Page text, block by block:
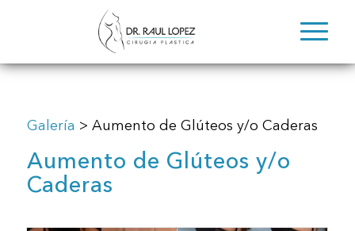
Galería > Aumento de Glúteos y/o Caderas
Aumento de Glúteos y/o
Caderas